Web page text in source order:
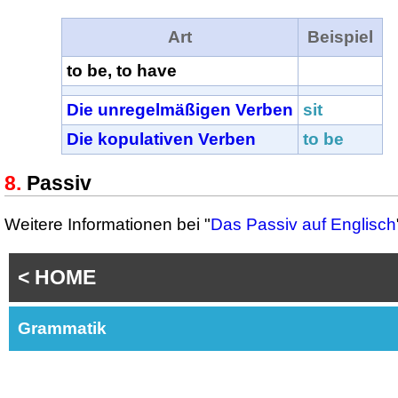
Art
Beispiel
to be, to have
Die unregelmäßigen Verben sit
Die kopulativen Verben
to be
Passiv
Weitere Informationen bei "Das Passiv auf Englisch
< HOME
Grammatik